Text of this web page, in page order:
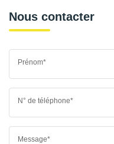
Nous contacter
Prénom*
N° de téléphone*
Message*